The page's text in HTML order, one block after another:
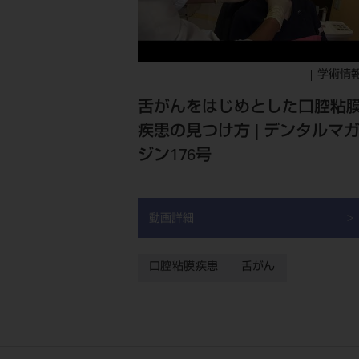
学術情
舌がんをはじめとした口腔粘
疾患の見つけ方 | デンタルマガ
ジン176号
動画詳細
口腔粘膜疾患 舌がん